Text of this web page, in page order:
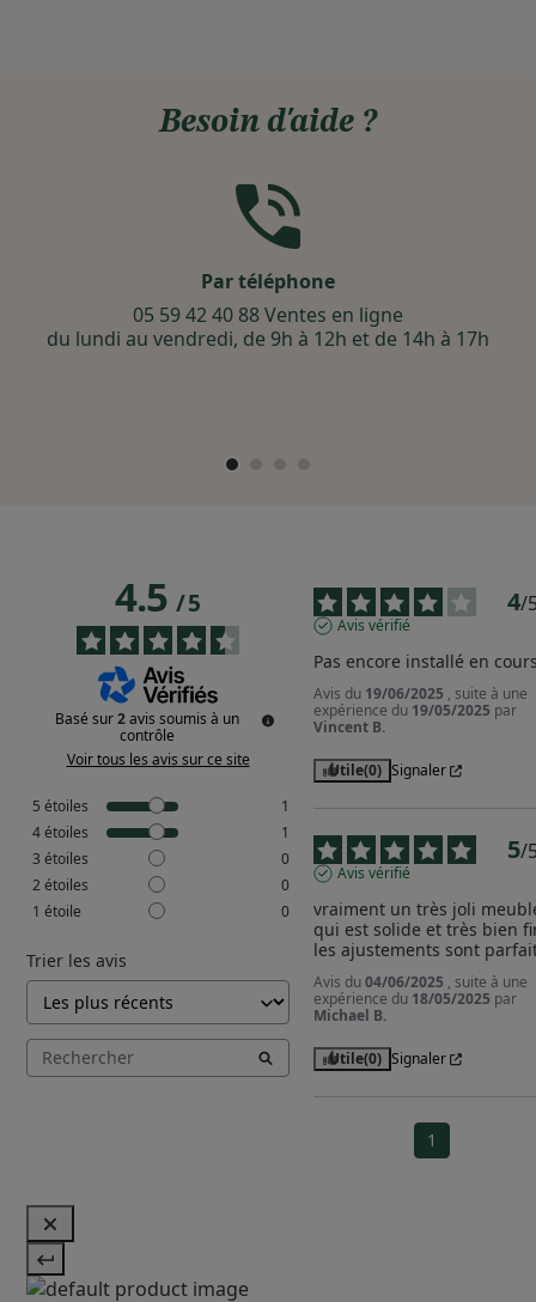
Besoin d'aide ?
Par téléphone
05 59 42 40 88 Ventes en ligne
du lundi au vendredi, de 9h à 12h et de 14h à 17h
4.5/5
Basé sur2avis soumis à un
contrôle
Voir tous les avis sur ce site
5 étoiles
1
4étoiles
1
3 étoiles
0
2 étoiles
0
1 étoile 0
Trier les avis
4/
Avis vérifié
Pas encore installé en
Avis du 19/06/2025 , suite à une
expérience du 19/05/2025 par
Vincent B.
Utile(0) Signaler
5/
Avis vérifié
vraiment un très joli
qui est solide et très bien
les ajustements sont
Avis du04/06/2025 , suite à une
expérience du 18/05/2025 par
Michael B.
Utile(0) Signaler
1